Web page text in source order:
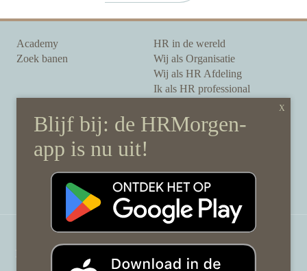
Academy
Zoek banen
HR in de wereld
Wij als Organisatie
Wij als HR Afdeling
Ik als HR professional
Onze auteurs
Onze partners
Sponsoring
Over HRMorgen
Disclaimer & gedragscode
HRMorgen.nl